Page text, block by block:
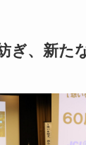
ぎ、新た